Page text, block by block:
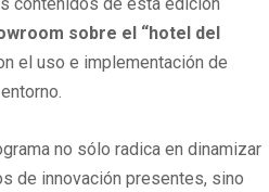
contenidos de esta edición
sobre el “hotel del
el uso e implementación de
no sólo radica en dinamizar
de innovación presentes, sino